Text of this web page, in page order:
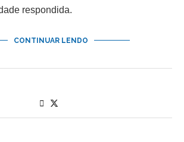
respondida.
CONTINUAR LENDO